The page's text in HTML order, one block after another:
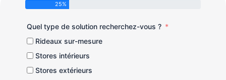
25%
Quel type de solution recherchez-vous ?
Rideaux sur-mesure
Stores intérieurs
Stores extérieurs